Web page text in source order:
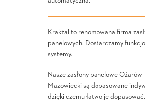
Krakżal to renomowana firma
panelowych. Dostarczamy
systemy.
Nasze zasłony panelowe Ożarów
Mazowiecki są dopasowane
dzięki czemu łatwo je dopasować.